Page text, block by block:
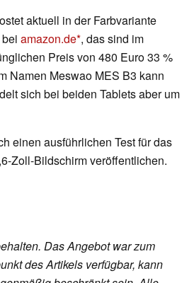
aktuell in der Farbvariante
amazon.de , das sind im
Preis von 480 Euro 33 %
Namen Meswao MES B3 kann
sich bei beiden Tablets aber um
einen ausführlichen Test für das
Zoll-Bildschirm veröffentlichen.
Das Angebot war zum
des Artikels verfügbar, kann